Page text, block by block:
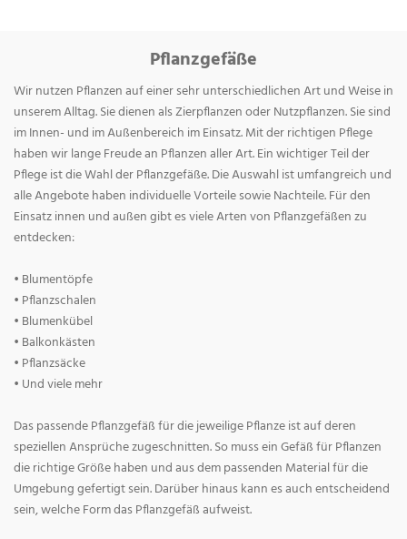
Pflanzgefäße
Wir nutzen Pflanzen auf einer sehr unterschiedlichen Art und Weise in
unserem Alltag. Sie dienen als Zierpflanzen oder Nutzpflanzen. Sie sind
im Innen- und im Außenbereich im Einsatz. Mit der richtigen Pflege
haben wir lange Freude an Pflanzen aller Art. Ein wichtiger Teil der
Pflege ist die Wahl der Pflanzgefäße. Die Auswahl ist umfangreich und
alle Angebote haben individuelle Vorteile sowie Nachteile. Für den
Einsatz innen und außen gibt es viele Arten von Pflanzgefäßen zu
entdecken:
• Blumentöpfe
• Pflanzschalen
• Blumenkübel
• Balkonkästen
• Pflanzsäcke
• Und viele mehr
Das passende Pflanzgefäß für die jeweilige Pflanze ist auf deren
speziellen Ansprüche zugeschnitten. So muss ein Gefäß für Pflanzen
die richtige Größe haben und aus dem passenden Material für die
Umgebung gefertigt sein. Darüber hinaus kann es auch entscheidend
sein, welche Form das Pflanzgefäß aufweist.